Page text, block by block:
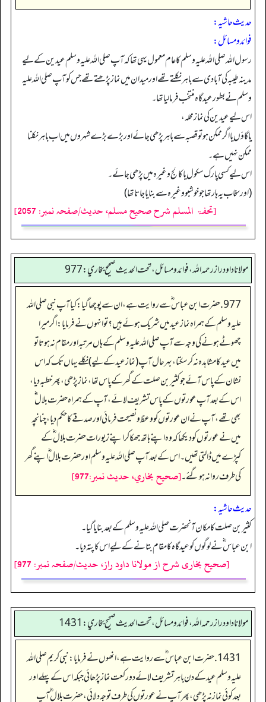
حدیث حاشیہ:
فوائد ومسائل:
رسول اللہ صلی اللہ علیہ وسلم کا عام معمول یہی تھا کہ آپ صلی اللہ علیہ وسلم عیدین کے لیے
مدینہ طیبہ کی آبادی سے باہر نکلتے تھے اور میدان میں نماز پڑھتے تھے جس کو آپ صلی اللہ علیہ
وسلم نے بطور عید گاہ منتخب فرما لیا تھا۔
اس لیے عیدین کی نماز محلہ،
یا گاؤں یا اگر ممکن ہو تو قصبہ سے باہر پڑھی جائے اور بڑے بڑے شہروں میں اب باہر نکلنا
ممکن نہیں ہے۔
اس لیے کسی پارک سکول یا کالج وغیرہ میں پڑھی جائے۔
(اورسخاب یہ ہار تھا جو خوشبو وغیرہ سے بنایا جاتا تھا)
[تحفۃ المسلم شرح صحیح مسلم، حدیث/صفحہ نمبر: 2057]
مولانا داود راز رحمه الله، فوائد و مسائل، تحت الحديث صحيح بخاري: 977
977. حضرت ابن عباس ؓ سے روایت ہے، ان سے پوچھا گیا: کیا آپ نبی صلی اللہ
علیہ وسلم کے ہمراہ نماز عید میں شریک ہوئے ہیں؟ تو انہوں نے فرمایا: اگر میرا
چھوٹے ہونے کی وجہ سے آپ صلی اللہ علیہ وسلم کے ہاں مرتبہ اور مقام نہ ہوتا تو
میں عید کا مشاہدہ نہ کر سکتا، بہرحال آپ (نماز عید کے لیے) نکلے یہاں تک کہ اس
نشان کے پاس آئے جو کثیر بن صلت کے گھر کے پاس تھا، نماز پڑھی، پھر خطبہ دیا،
اس کے بعد آپ عورتوں کے پاس تشریف لائے، آپ کے ہمراہ حضرت بلال ؓ
بھی تھے، آپ نے ان عورتوں کو وعظ و نصیحت فرمائی اور صدقے کا حکم دیا، چنانچہ
میں نے عورتوں کو دیکھا کہ وہ اپنے ہاتھ جھکا کر اپنے زیورات حضرت بلال ؓ کے
کپڑے میں ڈالتی تھیں۔ اس کے بعد آپ صلی اللہ علیہ وسلم اور حضرت بلال ؓ اپنے گھر
کی طرف روانہ ہو گئے۔[صحيح بخاري، حديث نمبر:977]
حدیث حاشیہ:
کثیربن صلت کا مکان آنحضرت صلی اللہ علیہ وسلم کے بعد بنایا گیا۔
ابن عباس ؓ نے لوگوں کو عید گاہ کا مقام بتانے کے لیے اس کا پتہ دیا۔
[صحیح بخاری شرح از مولانا داود راز، حدیث/صفحہ نمبر: 977]
مولانا داود راز رحمه الله، فوائد و مسائل، تحت الحديث صحيح بخاري: 1431
1431. حضرت ابن عباس ؓ سے روایت ہے، انھوں نے فرمایا:نبی کریم صلی اللہ
علیہ وسلم عیدکے دن باہر تشریف لائے دو رکعت نماز پڑھائی جبکہ اس کے پہلے اور
بعد کوئی نماز نہ پڑھی، پھر آپ نے عورتوں کی طرف توجہ دلائی، حضرت بلال ؓ آپ